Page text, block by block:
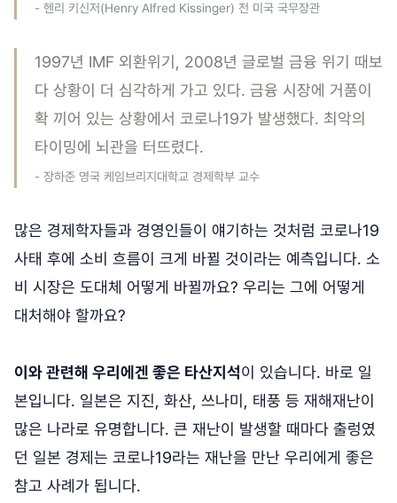
- 헨리 키신저(Henry Alfred Kissinger) 전 미국 국무장관
1997년 IMF 외환위기, 2008년 글로벌 금융 위기 때보
다 상황이 더 심각하게 가고 있다. 금융 시장에 거품이
확 끼어 있는 상황에서 코로나19가 발생했다. 최악의
타이밍에 뇌관을 터뜨렸다.
- 장하준 영국 케임브리지대학교 경제학부 교수
많은 경제학자들과 경영인들이 얘기하는 것처럼 코로나19
사태 후에 소비 흐름이 크게 바뀔 것이라는 예측입니다. 소
비 시장은 도대체 어떻게 바뀔까요? 우리는 그에 어떻게
대처해야 할까요?
이와 관련해 우리에겐 좋은 타산지석이 있습니다. 바로 일
본입니다. 일본은 지진, 화산, 쓰나미, 태풍 등 재해재난이
많은 나라로 유명합니다. 큰 재난이 발생할 때마다 출렁였
던 일본 경제는 코로나19라는 재난을 만난 우리에게 좋은
참고 사례가 됩니다.